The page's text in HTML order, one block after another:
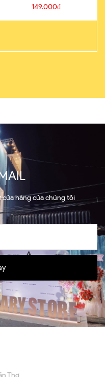
SAU
149.000₫
hàng của chúng tôi